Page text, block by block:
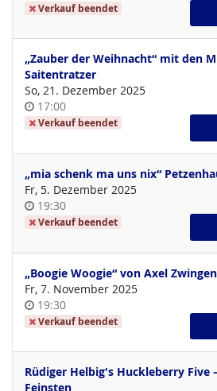
Verkauf beendet
„Zauber der Weihnacht“ mit den
Saitentratzer
So, 21. Dezember 2025
Uhrzeit
17:00
Verkauf beendet
„mia schenk ma uns nix“
Fr, 5. Dezember 2025
Uhrzeit
19:30
Verkauf beendet
„Boogie Woogie“ von Axel
Fr, 7. November 2025
Uhrzeit
19:30
Verkauf beendet
Rüdiger Helbig's Huckleberry Five
Feinsten